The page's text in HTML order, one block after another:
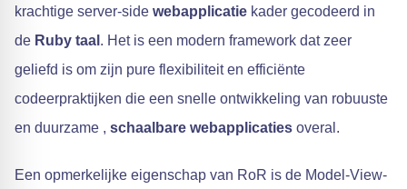
krachtige server-side webapplicatie kader gecodeerd in
de Ruby taal . Het is een modern framework dat zeer
geliefd is om zijn pure flexibiliteit en efficiënte
codeerpraktijken die een snelle ontwikkeling van robuuste
en duurzame , schaalbare webapplicaties overal.
Een opmerkelijke eigenschap van RoR is de Model-View-